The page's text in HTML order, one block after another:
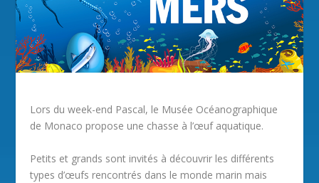
Lors du week-end Pascal, le Musée Océanographique
de Monaco propose une chasse à l’œuf aquatique.
Petits et grands sont invités à découvrir les différents
types d’œufs rencontrés dans le monde marin mais